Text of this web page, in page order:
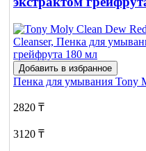
Добавить в избранное
Пенка для умывания Tony
2820 ₸
3120 ₸